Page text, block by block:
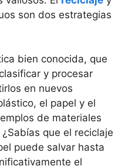
son dos estrategias
bien conocida, que
y procesar
en nuevos
el papel y el
de materiales
que el reciclaje
puede salvar hasta
el